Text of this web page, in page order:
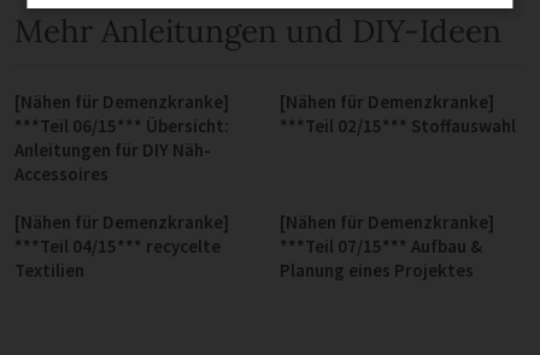
Mehr Anleitungen und DIY-Ideen
[Nähen für Demenzkranke]
***Teil 06/15*** Übersicht:
Anleitungen für DIY Näh-
Accessoires
[Nähen für Demenzkranke]
***Teil 02/15*** Stoffauswahl
[Nähen für Demenzkranke]
***Teil 04/15*** recycelte
Textilien
[Nähen für Demenzkranke]
***Teil 07/15*** Aufbau &
Planung eines Projektes